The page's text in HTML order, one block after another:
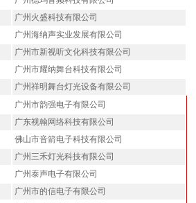
广州火盛科技有限公司
广州海纳声实业发展有限公司
广州市新视听文化科技有限公司
广州市耀纳舞台科技有限公司
广州祥明舞台灯光设备有限公司
广州市韵强电子有限公司
广东视翰网络科技有限公司
佛山市音箭电子科技有限公司
广州三禾灯光科技有限公司
广州泰声电子有限公司
广州市的信电子有限公司